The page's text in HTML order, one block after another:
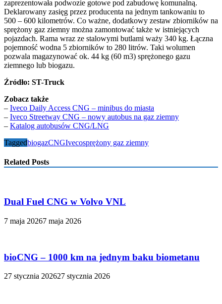
zaprezentowała podwozie gotowe pod zabudowę komunalną.
Deklarowany zasięg przez producenta na jednym tankowaniu to
500 – 600 kilometrów. Co ważne, dodatkowy zestaw zbiorników na
sprężony gaz ziemny można zamontować także w istniejących
pojazdach. Rama wraz ze stalowymi butlami waży 340 kg. Łączna
pojemność wodna 5 zbiorników to 280 litrów. Taki wolumen
pozwala magazynować ok. 44 kg (60 m3) sprężonego gazu
ziemnego lub biogazu.
Źródło: ST-Truck
Zobacz także
– Iveco Daily Access CNG – minibus do miasta
– Iveco Streetway CNG – nowy autobus na gaz ziemny
– Katalog autobusów CNG/LNG
TaggedbiogazCNGIvecosprężony gaz ziemny
Related Posts
Dual Fuel CNG w Volvo VNL
7 maja 20267 maja 2026
bioCNG – 1000 km na jednym baku biometanu
27 stycznia 202627 stycznia 2026